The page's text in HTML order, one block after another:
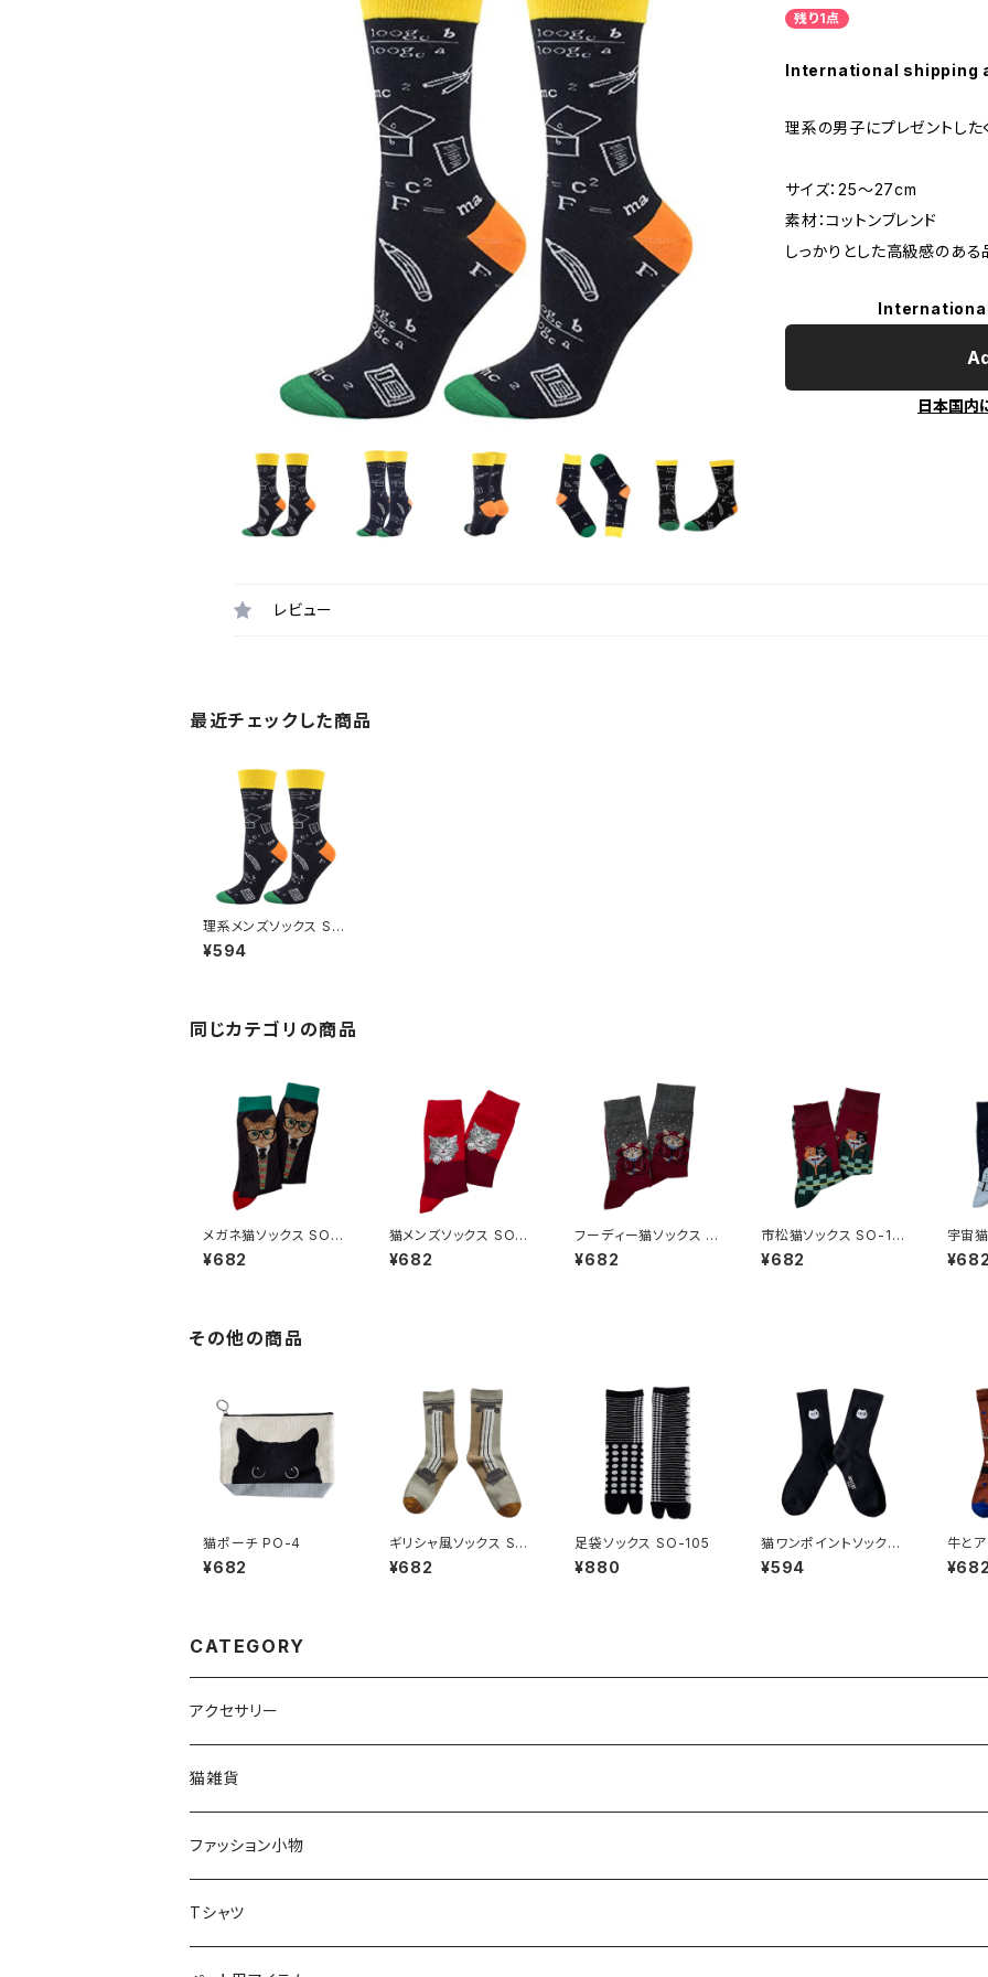
残り1点
International shipping
理系の男子にプレゼントした
サイズ：25〜27cm
素材：コットンブレンド
しっかりとした高級感のある
日本国内
レビュー
最近チェックした商品
理系メンズソックス SO
-40
¥594
同じカテゴリの商品
メガネ猫ソックス SO-1
38
¥682
猫メンズソックス SO-1
37
¥682
フーディー猫ソックス S
O-136
¥682
市松猫ソックス SO-13
5
¥682
宇宙
4
¥682
その他の商品
猫ポーチ PO-4
¥682
ギリシャ風ソックス SO-
32
¥682
足袋ソックス SO-105
¥880
猫ワンポイントソックス
SO-112
¥594
牛と
O-131
¥682
CATEGORY
アクセサリー
猫アクセサリー
ネックレス
ブローチ
ブローチ
ネックレス
猫雑貨
インテリア
オブジェ
小物入れ
スマホケース
ファッション小物
スカーフ
Tシャツ